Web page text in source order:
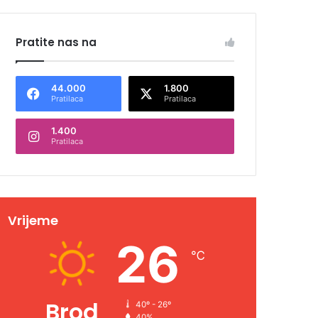
Pratite nas na
44.000
Pratilaca
1.800
Pratilaca
1.400
Pratilaca
Vrijeme
26 ℃
40º - 26º